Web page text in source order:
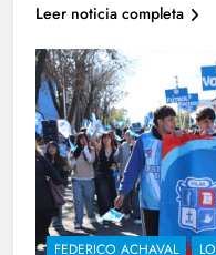
Leer noticia completa
FEDERICO ACHAVAL